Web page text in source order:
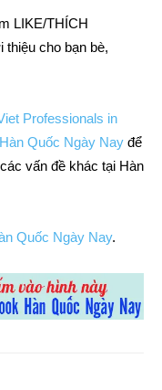
LIKE/THÍCH
thiệu cho bạn bè,
Professionals in
Quốc Ngày Nay để
vấn đề khác tại Hàn
Quốc Ngày Nay.